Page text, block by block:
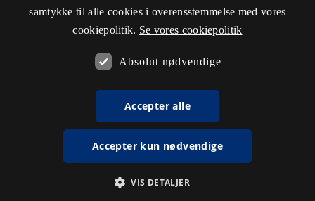
samtykke til alle cookies i overensstemmelse med vores
cookiepolitik. Se vores cookiepolitik
Absolut nødvendige
Accepter alle
Accepter kun nødvendige
VIS DETALJER